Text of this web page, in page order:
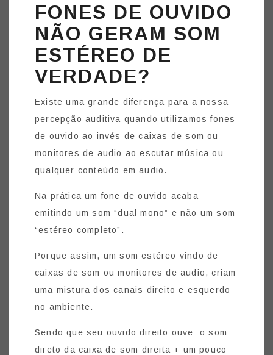
FONES DE OUVIDO
NÃO GERAM SOM
ESTÉREO DE
VERDADE?
Existe uma grande diferença para a nossa
percepção auditiva quando utilizamos fones
de ouvido ao invés de caixas de som ou
monitores de audio ao escutar música ou
qualquer conteúdo em audio.
Na prática um fone de ouvido acaba
emitindo um som “dual mono” e não um som
“estéreo completo”.
Porque assim, um som estéreo vindo de
caixas de som ou monitores de audio, criam
uma mistura dos canais direito e esquerdo
no ambiente.
Sendo que seu ouvido direito ouve: o som
direto da caixa de som direita + um pouco